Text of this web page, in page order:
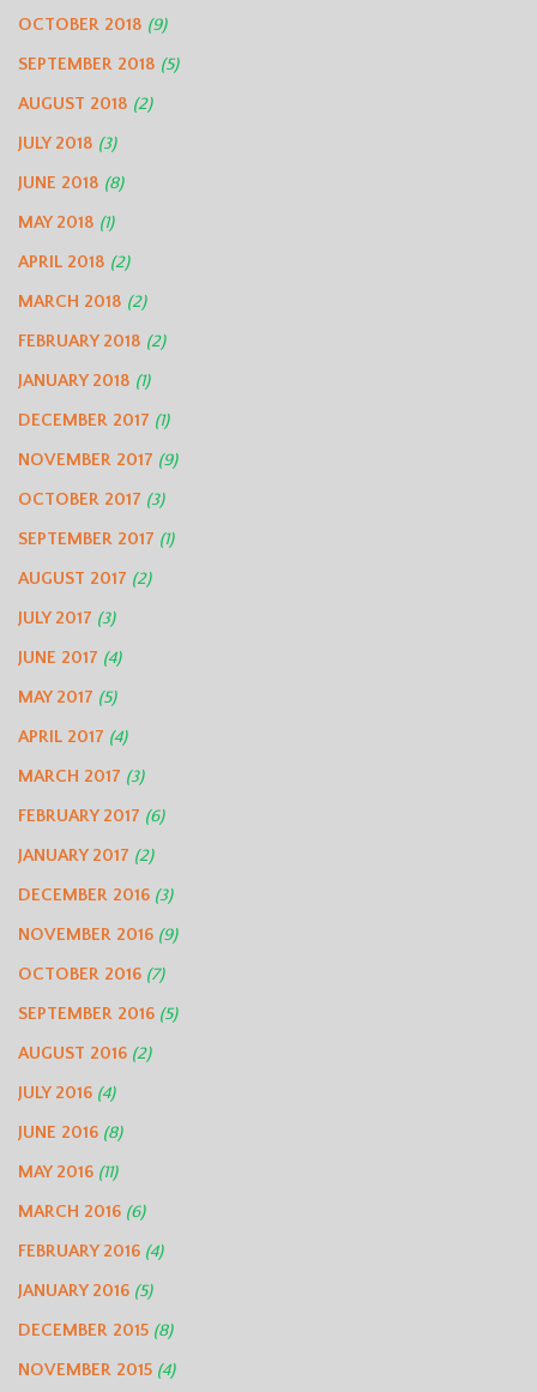
OCTOBER 2018 (9)
SEPTEMBER 2018 (5)
AUGUST 2018 (2)
JULY 2018 (3)
JUNE 2018 (8)
MAY 2018 (1)
APRIL 2018 (2)
MARCH 2018 (2)
FEBRUARY 2018 (2)
JANUARY 2018 (1)
DECEMBER 2017 (1)
NOVEMBER 2017 (9)
OCTOBER 2017 (3)
SEPTEMBER 2017 (1)
AUGUST 2017 (2)
JULY 2017 (3)
JUNE 2017 (4)
MAY 2017 (5)
APRIL 2017 (4)
MARCH 2017 (3)
FEBRUARY 2017 (6)
JANUARY 2017 (2)
DECEMBER 2016 (3)
NOVEMBER 2016 (9)
OCTOBER 2016 (7)
SEPTEMBER 2016 (5)
AUGUST 2016 (2)
JULY 2016 (4)
JUNE 2016 (8)
MAY 2016 (11)
MARCH 2016 (6)
FEBRUARY 2016 (4)
JANUARY 2016 (5)
DECEMBER 2015 (8)
NOVEMBER 2015 (4)